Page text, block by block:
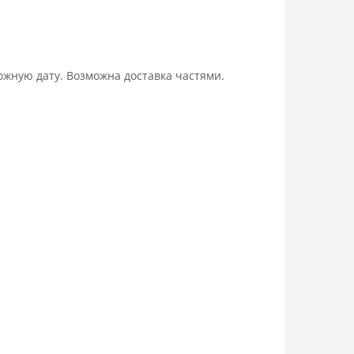
дату. Возможна доставка частями.